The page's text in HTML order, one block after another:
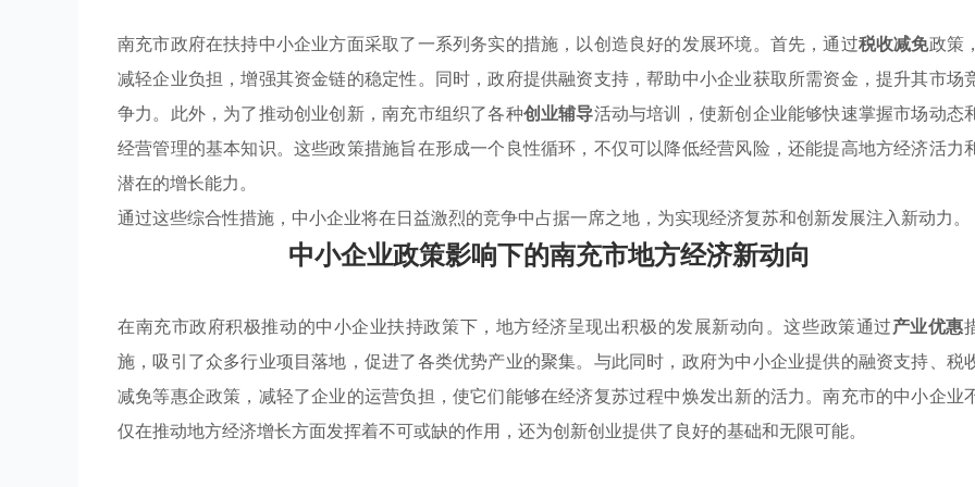
南充市政府在扶持中小企业方面采取了一系列务实的措施，以创造良好的发展环境。首先，通过税收减免政策，
减轻企业负担，增强其资金链的稳定性。同时，政府提供融资支持，帮助中小企业获取所需资金，提升其市场
争力。此外，为了推动创业创新，南充市组织了各种创业辅导活动与培训，使新创企业能够快速掌握市场动态
经营管理的基本知识。这些政策措施旨在形成一个良性循环，不仅可以降低经营风险，还能提高地方经济活力
潜在的增长能力。
通过这些综合性措施，中小企业将在日益激烈的竞争中占据一席之地，为实现经济复苏和创新发展注入新动力。
中小企业政策影响下的南充市地方经济新动向
在南充市政府积极推动的中小企业扶持政策下，地方经济呈现出积极的发展新动向。这些政策通过产业优惠
施，吸引了众多行业项目落地，促进了各类优势产业的聚集。与此同时，政府为中小企业提供的融资支持、税
减免等惠企政策，减轻了企业的运营负担，使它们能够在经济复苏过程中焕发出新的活力。南充市的中小企业
仅在推动地方经济增长方面发挥着不可或缺的作用，还为创新创业提供了良好的基础和无限可能。